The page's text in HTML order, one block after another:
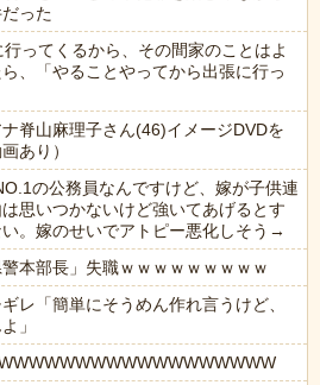
った
行ってくるから、その間家のことはよ
、「やることやってから出張に行っ
ナ脊山麻理子さん(46)イメージDVDを
あり）
の公務員なんですけど、嫁が子供連
思いつかないけど強いてあげるとす
。嫁のせいでアトピー悪化しそう→
本部長」失職ｗｗｗｗｗｗｗｗｗ
レ「簡単にそうめん作れ言うけど、
」